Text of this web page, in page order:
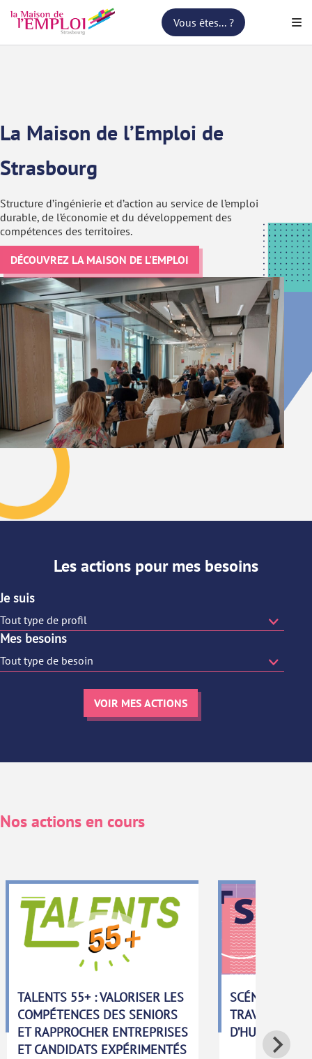
Vous êtes... ?
La Maison de l’Emploi de
Strasbourg
Structure d’ingénierie et d’action au service de l’emploi
durable, de l’économie et du développement des
compétences des territoires.
DÉCOUVREZ LA MAISON DE L'EMPLOI
Les actions pour mes besoins
Je suis
Mes besoins
VOIR MES ACTIONS
Nos actions en cours
TALENTS 55+ : VALORISER LES
COMPÉTENCES DES SENIORS
ET RAPPROCHER ENTREPRISES
ET CANDIDATS EXPÉRIMENTÉS
SCÉNARIOS
TRAVAIL
D’HUMAINS.